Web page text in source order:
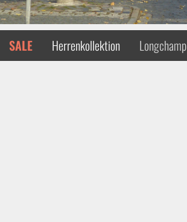
SALE Herrenkollektion Longchamp